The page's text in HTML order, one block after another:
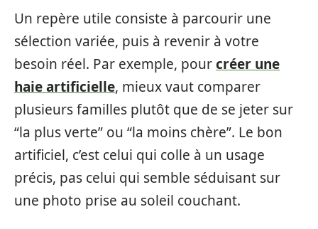
Un repère utile consiste à parcourir une
sélection variée, puis à revenir à votre
besoin réel. Par exemple, pourcréer une
haie artificielle, mieux vaut comparer
plusieurs familles plutôt que de se jeter sur
“la plus verte” ou “la moins chère”. Le bon
artificiel, c’est celui qui colle à un usage
précis, pas celui qui semble séduisant sur
une photo prise au soleil couchant.